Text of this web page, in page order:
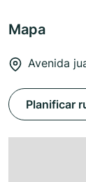
Mapa
Avenida
Planificar